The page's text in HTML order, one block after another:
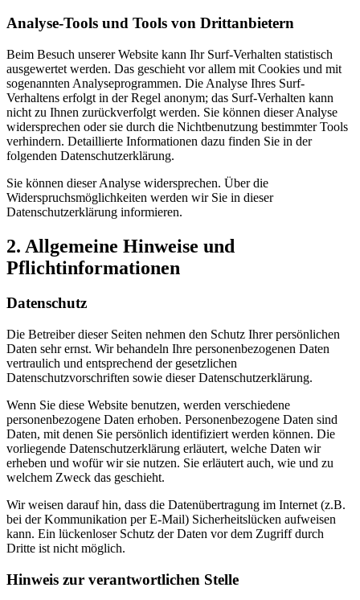
Analyse-Tools und Tools von Drittanbietern
Beim Besuch unserer Website kann Ihr Surf-Verhalten statistisch
ausgewertet werden. Das geschieht vor allem mit Cookies und mit
sogenannten Analyseprogrammen. Die Analyse Ihres Surf-
Verhaltens erfolgt in der Regel anonym; das Surf-Verhalten kann
nicht zu Ihnen zurückverfolgt werden. Sie können dieser Analyse
widersprechen oder sie durch die Nichtbenutzung bestimmter Tools
verhindern. Detaillierte Informationen dazu finden Sie in der
folgenden Datenschutzerklärung.
Sie können dieser Analyse widersprechen. Über die
Widerspruchsmöglichkeiten werden wir Sie in dieser
Datenschutzerklärung informieren.
2. Allgemeine Hinweise und
Pflichtinformationen
Datenschutz
Die Betreiber dieser Seiten nehmen den Schutz Ihrer persönlichen
Daten sehr ernst. Wir behandeln Ihre personenbezogenen Daten
vertraulich und entsprechend der gesetzlichen
Datenschutzvorschriften sowie dieser Datenschutzerklärung.
Wenn Sie diese Website benutzen, werden verschiedene
personenbezogene Daten erhoben. Personenbezogene Daten sind
Daten, mit denen Sie persönlich identifiziert werden können. Die
vorliegende Datenschutzerklärung erläutert, welche Daten wir
erheben und wofür wir sie nutzen. Sie erläutert auch, wie und zu
welchem Zweck das geschieht.
Wir weisen darauf hin, dass die Datenübertragung im Internet (z.B.
bei der Kommunikation per E-Mail) Sicherheitslücken aufweisen
kann. Ein lückenloser Schutz der Daten vor dem Zugriff durch
Dritte ist nicht möglich.
Hinweis zur verantwortlichen Stelle